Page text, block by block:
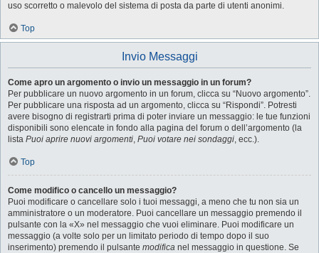
uso scorretto o malevolo del sistema di posta da parte di utenti anonimi.
Top
Invio Messaggi
Come apro un argomento o invio un messaggio in un forum?
Per pubblicare un nuovo argomento in un forum, clicca su “Nuovo argomento”.
Per pubblicare una risposta ad un argomento, clicca su “Rispondi”. Potresti
avere bisogno di registrarti prima di poter inviare un messaggio: le tue funzioni
disponibili sono elencate in fondo alla pagina del forum o dell’argomento (la
lista Puoi aprire nuovi argomenti, Puoi votare nei sondaggi, ecc.).
Top
Come modifico o cancello un messaggio?
Puoi modificare o cancellare solo i tuoi messaggi, a meno che tu non sia un
amministratore o un moderatore. Puoi cancellare un messaggio premendo il
pulsante con la «X» nel messaggio che vuoi eliminare. Puoi modificare un
messaggio (a volte solo per un limitato periodo di tempo dopo il suo
inserimento) premendo il pulsante modifica nel messaggio in questione. Se